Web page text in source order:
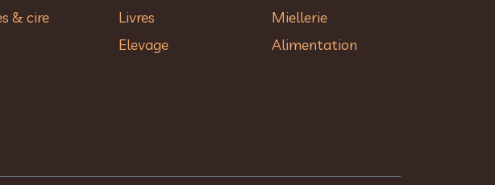
& cire
Livres
Elevage
Miellerie
Alimentation